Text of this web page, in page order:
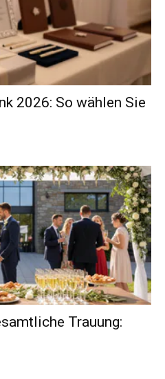
Dein
Portal
um
das
Thema
2026: So wählen Sie
Trauung: